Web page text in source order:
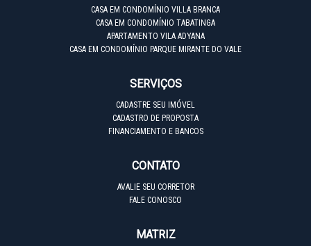
CASA EM CONDOMÍNIO VILLA BRANCA
CASA EM CONDOMÍNIO TABATINGA
APARTAMENTO VILA ADYANA
CASA EM CONDOMÍNIO PARQUE MIRANTE DO VALE
SERVIÇOS
CADASTRE SEU IMÓVEL
CADASTRO DE PROPOSTA
FINANCIAMENTO E BANCOS
CONTATO
AVALIE SEU CORRETOR
FALE CONOSCO
MATRIZ